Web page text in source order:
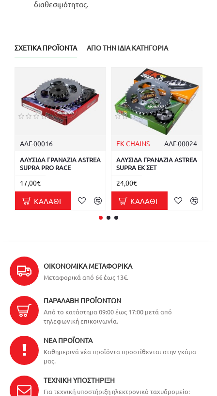
διαθεσιμότητας.
ΣΧΕΤΙΚΆ ΠΡΟΪΌΝΤΑ ΑΠΌ ΤΗΝ ΊΔΙΑ ΚΑΤΗΓΟΡΊΑ
ΑΛΓ-00016
ΑΛΥΣΙΔΑ ΓΡΑΝΑΖΙΑ ASTREA
SUPRA PRO RACE
17,00€
ΚΑΛΆΘΙ
EK CHAINS ΑΛΓ-00024
ΑΛΥΣΙΔΑ ΓΡΑΝΑΖΙΑ ASTREA
SUPRA EK ΣΕΤ
24,00€
ΚΑΛΆΘΙ
ΟΙΚΟΝΟΜΙΚΆ ΜΕΤΑΦΟΡΙΚΆ
Μεταφορικά από 6€ έως 13€.
ΠΑΡΑΛΑΒΉ ΠΡΟΪΌΝΤΩΝ
Από το κατάστημα 09:00 έως 17:00 μετά από
τηλεφωνική επικοινωνία.
ΝΈΑ ΠΡΟΪΌΝΤΑ
Καθημερινά νέα προϊόντα προστίθενται στην γκάμα
μας.
ΤΕΧΝΙΚΉ ΥΠΟΣΤΉΡΙΞΗ
Για τεχνική υποστήριξη ηλεκτρονικό ταχυδρομείο: